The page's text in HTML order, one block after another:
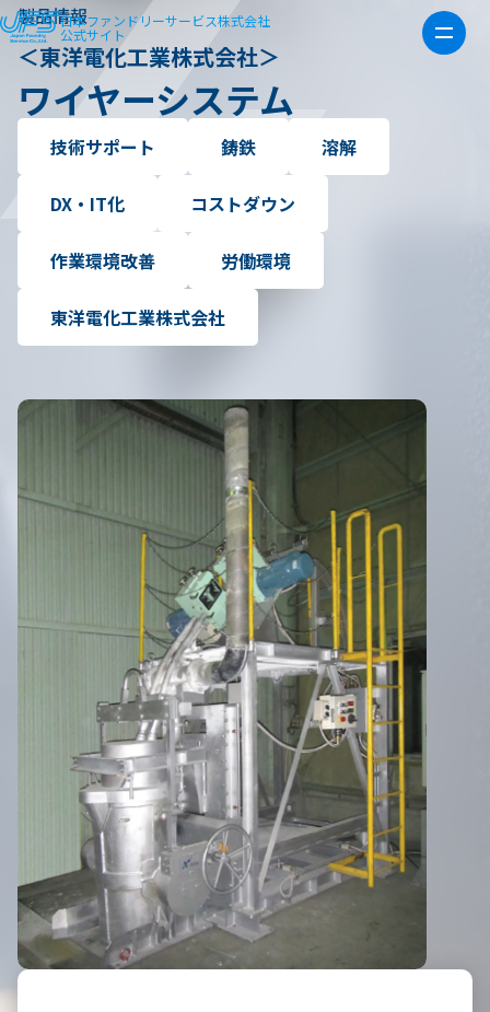
日本ファンドリーサービス株式会社
公式サイト
製品情報
＜東洋電化工業株式会社＞
ワイヤーシステム
技術サポート 鋳鉄 溶解
DX・IT化 コストダウン
作業環境改善 労働環境
東洋電化工業株式会社